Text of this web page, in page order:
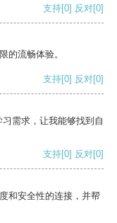
支持[0] 反对[0]
的流畅体验。
支持[0] 反对[0]
需求，让我能够找到自
支持[0] 反对[0]
和安全性的连接，并帮